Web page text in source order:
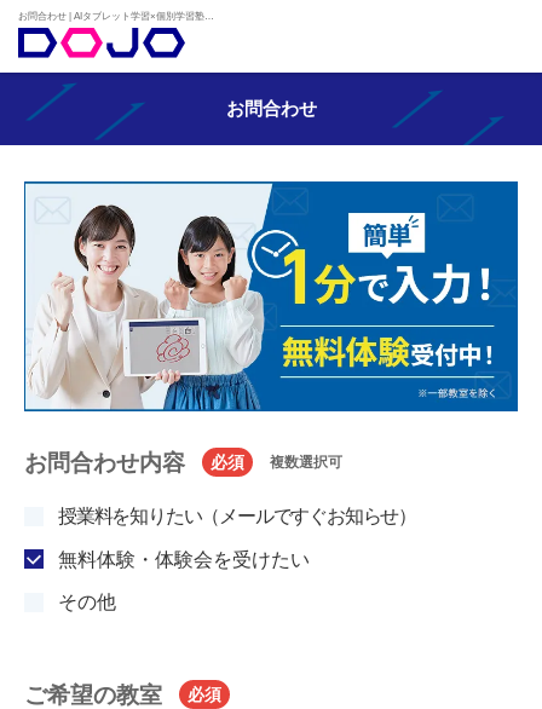
お問合わせ
お問合わせ内容 必須 複数選択可
授業料を知りたい（メールですぐお知らせ）
無料体験・体験会を受けたい
その他
ご希望の教室 必須